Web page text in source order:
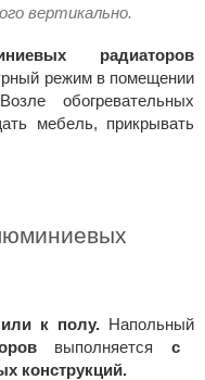
вертикально.
радиаторов
режим в помещении
обогревательных
мебель, прикрывать
или к полу. Напольный
выполняется с
конструкций.